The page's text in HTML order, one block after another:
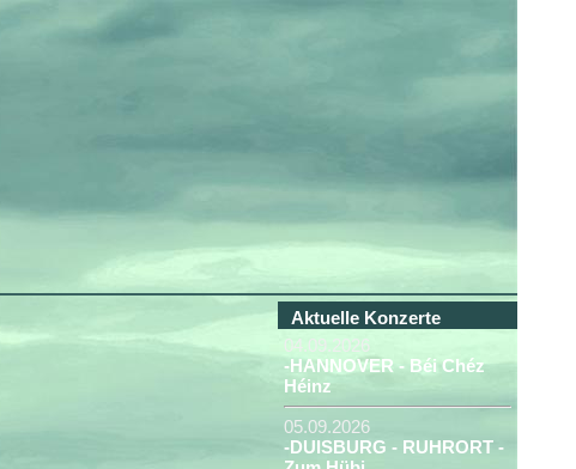
Aktuelle Konzerte
04.09.2026
-HANNOVER - Béi Chéz
Héinz
05.09.2026
-DUISBURG - RUHRORT -